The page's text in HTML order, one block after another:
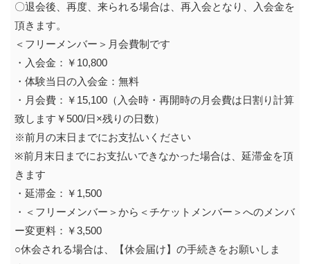
〇退会後、再度、来られる場合は、再入会となり、入会金を
頂きます。
＜フリーメンバー＞月会費制です
・入会金：￥10,800
・体験当日の入会金：無料
・月会費：￥15,100（入会時・再開時の月会費は日割り計算
致します￥500/日×残りの日数）
※前月の末日までにお支払いください
※前月末日までにお支払いできなかった場合は、延滞金を頂
きます
・延滞金：￥1,500
・＜フリーメンバー＞から＜チケットメンバー＞へのメンバ
ー変更料：￥3,500
○休会される場合は、【休会届け】の手続きをお願いしま